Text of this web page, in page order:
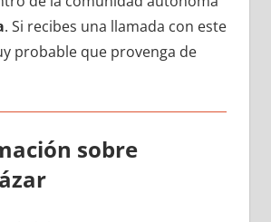
. Si recibes una llamada сοn еstе
probable quе provenga dе
sobre